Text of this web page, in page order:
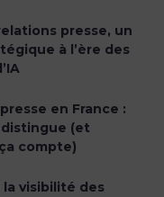
presse, un
à l’ère des
en France :
(et
compte)
visibilité des